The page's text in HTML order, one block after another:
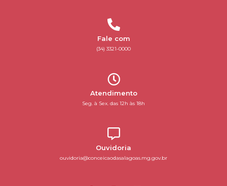
Fale com
(34) 3321-0000
Atendimento
Seg. à Sex. das 12h às 18h
Ouvidoria
ouvidoria@conceicaodasalagoas.mg.gov.br